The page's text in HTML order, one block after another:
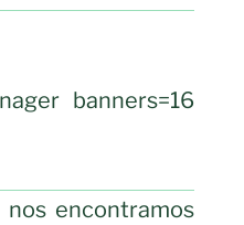
banners=16
encontramos